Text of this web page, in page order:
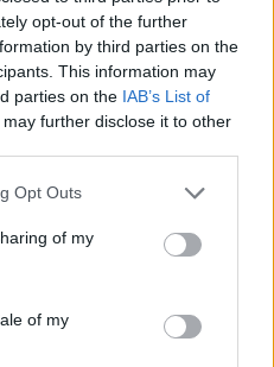
opt-out of the further
by third parties on the
This information may
parties on the IAB’s List of
may further disclose it to other
uses one or more Google
behaviour. You may click to
and its third-party tags to
purposes in below Google
Opt Outs
of my
of my